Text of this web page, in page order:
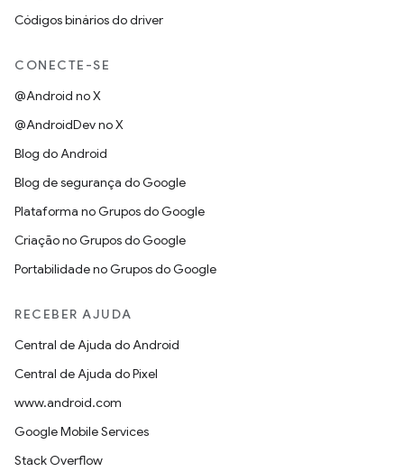
Códigos binários do driver
CONECTE-SE
@Android no X
@AndroidDev no X
Blog do Android
Blog de segurança do Google
Plataforma no Grupos do Google
Criação no Grupos do Google
Portabilidade no Grupos do Google
RECEBER AJUDA
Central de Ajuda do Android
Central de Ajuda do Pixel
www.android.com
Google Mobile Services
Stack Overflow